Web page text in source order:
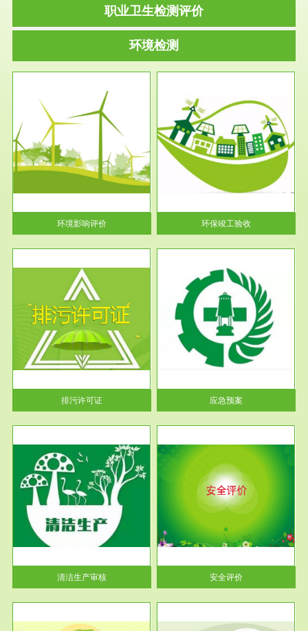
职业卫生检测评价
环境检测
环境影响评价
服务范围
环保竣工验收
根据《建设项目环境保护管理条
例》第十七条 编制环境影响报
告书、...
环保竣工验收
排污许可证
服务范围
应急预案
根据《中华人民共和国环境保护
法》第十九条 企业事业单位应
当按照...
应急预案
清洁生产审核
服务范围
安全评价
安全评价安全评价目的是查找、
分析和预测工程、系统、生产经
营活...
安全评价